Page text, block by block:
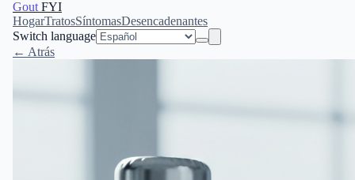
Gout FYI
HogarTratosSíntomasDesencadenantes
Switch language
← Atrás